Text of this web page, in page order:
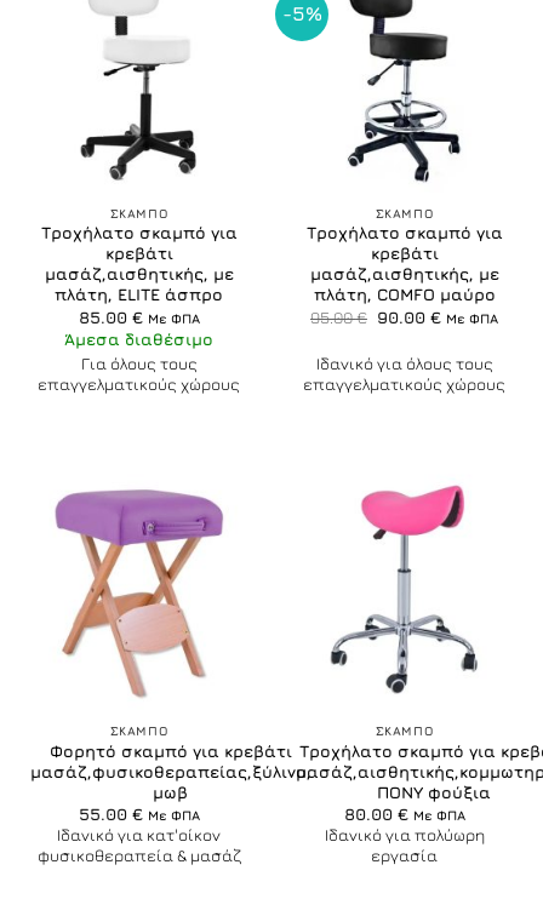
ΣΚΑΜΠO
Τροχήλατο σκαμπό για
κρεβάτι
μασάζ,αισθητικής, με
πλάτη, ELITE άσπρο
85.00 € Με ΦΠΑ
Άμεσα διαθέσιμο
Για όλους τους
επαγγελματικούς χώρους
-5%
ΣΚΑΜΠO
Τροχήλατο σκαμπό για
κρεβάτι
μασάζ,αισθητικής, με
πλάτη, COMFO μαύρο
95.00€ Original
95.00 €.
90.00€ Η
είναι:
90.00 €.
Με ΦΠΑ
Ιδανικό για όλους τους
επαγγελματικούς χώρους
ΣΚΑΜΠO
Φορητό σκαμπό για κρεβάτι
μασάζ,φυσικοθεραπείας,ξύλινο,
μωβ
55.00 € Με ΦΠΑ
Ιδανικό για κατ'οίκον
φυσικοθεραπεία & μασάζ
ΣΚΑΜΠO
Τροχήλατο σκαμπό για
ΠΟΝΥ φούξια
80.00 € Με ΦΠΑ
Ιδανικό για πολύωρη
εργασία